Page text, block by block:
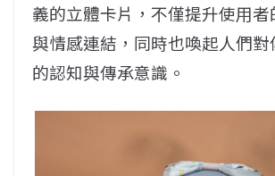
義的立體卡片，不僅提升使用者
與情感連結，同時也喚起人們對
的認知與傳承意識。